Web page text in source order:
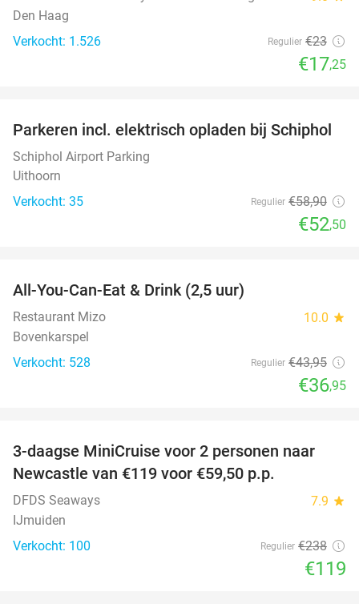
Den Haag
Verkocht: 1.526
Regulier €23
€17,25
11%
Parkeren incl. elektrisch opladen bij Schiphol
Schiphol Airport Parking
Uithoorn
Verkocht: 35
Regulier €58,90
€52,50
All-You-Can-Eat & Drink (2,5 uur)
Restaurant Mizo 10.0 star
Bovenkarspel
Verkocht: 528
Regulier €43,95
€36,95
50%
3-daagse MiniCruise voor 2 personen naar
Newcastle van €119 voor €59,50 p.p.
DFDS Seaways 7.9 star
IJmuiden
Verkocht: 100
Regulier €238
€119